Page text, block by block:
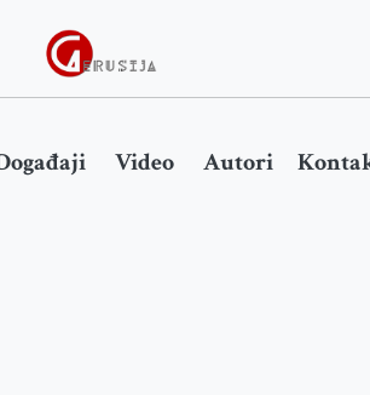
Video Autori